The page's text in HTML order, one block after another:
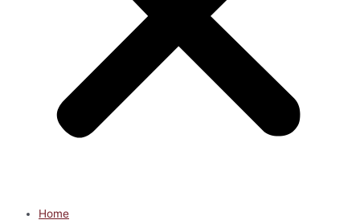
Home